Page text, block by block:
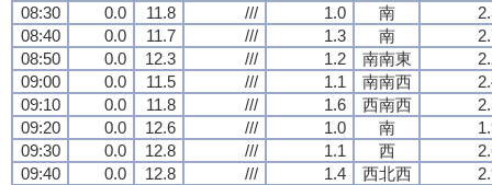
08:30
0.0 11.8 /// 1.0 南
08:40
0.0 11.7 /// 1.3 南
08:50
0.0 12.3 /// 1.2 南南東
09:00
0.0 11.5 /// 1.1 南南西
09:10
0.0 11.8 /// 1.6 西南西
09:20
0.0 12.6 /// 1.0 南
09:30
0.0 12.8 /// 1.1 西
09:40
0.0 12.8 /// 1.4 西北西